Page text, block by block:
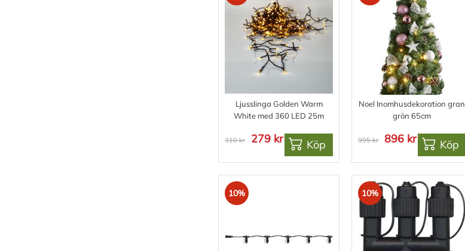
Ljusslinga Golden Warm
White med 360 LED 25m
310 kr 279 kr Köp
Noel Inomhusdekoration gran
grön 65cm
995 kr 896 kr Köp
10% 10%